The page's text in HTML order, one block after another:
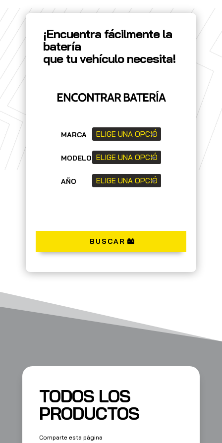
¡Encuentra fácilmente la
batería
que tu vehículo necesita!
ENCONTRAR BATERÍA
MARCA
MODELO
AÑO
BUSCAR
TODOS LOS
PRODUCTOS
Comparte esta página